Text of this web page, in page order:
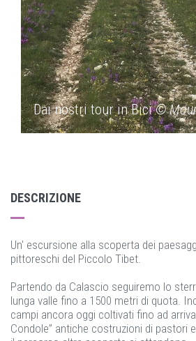
Dai nostri tour in Bici©
DESCRIZIONE
Un' escursione alla scoperta dei
pittoreschi del Piccolo Tibet.
Partendo da Calascio seguiremo lo
lunga valle fino a 1500 metri di quota.
campi ancora oggi coltivati fino ad
Condole” antiche costruzioni di pastori